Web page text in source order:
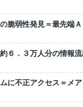
脆弱性発見＝最先端
６．３万人分の情報
に不正アクセス＝メ